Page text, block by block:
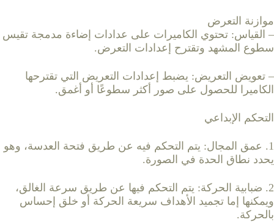
موازنة التعرض
– القياس: تحتوي الكاميرات على عدادات إضاءة مدمجة تقيس
سطوع المشهد وتقترح إعدادات التعرض.
– تعويض التعريض: يضبط إعدادات التعريض التي تقترحها
الكاميرا للحصول على صور أكثر سطوعًا أو أغمق.
التحكم الإبداعي
1. عمق المجال: يتم التحكم فيه عن طريق فتحة العدسة، وهو
يحدد نطاق الحدة في الصورة.
2. ضبابية الحركة: يتم التحكم فيها عن طريق سرعة الغالق،
ويمكنها إما تجميد الأهداف سريعة الحركة أو خلق إحساس
بالحركة.